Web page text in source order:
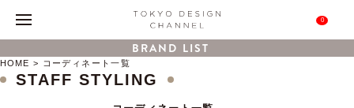
0
BRAND LIST
HOME コーディネート一覧
STAFF STYLING